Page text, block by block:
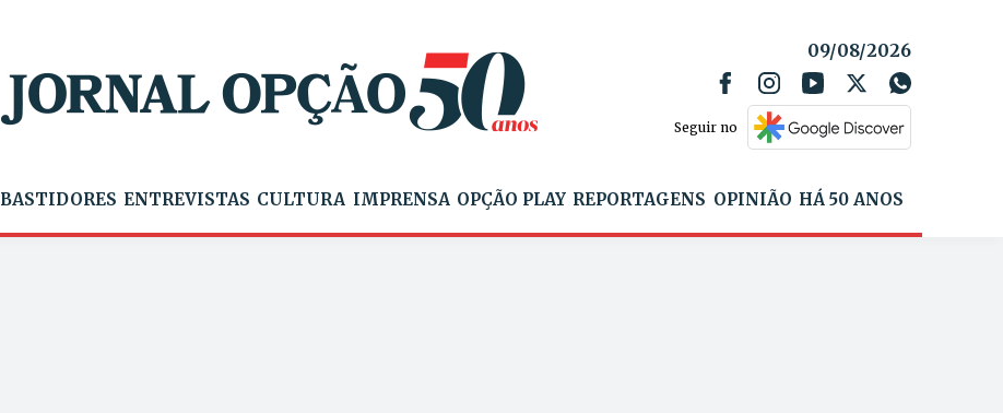
09/08/2026
Seguir no
BASTIDORES ENTREVISTAS CULTURA IMPRENSA OPÇÃO PLAY REPORTAGENS OPINIÃO HÁ 50 ANOS